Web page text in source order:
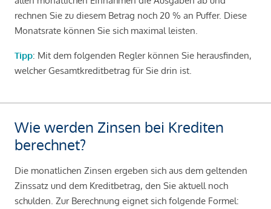
rechnen Sie zu diesem Betrag noch 20 % an Puffer. Diese
Monatsrate können Sie sich maximal leisten.
Tipp: Mit dem folgenden Regler können Sie herausfinden,
welcher Gesamtkreditbetrag für Sie drin ist.
Wie werden Zinsen bei Krediten
berechnet?
Die monatlichen Zinsen ergeben sich aus dem geltenden
Zinssatz und dem Kreditbetrag, den Sie aktuell noch
schulden. Zur Berechnung eignet sich folgende Formel: